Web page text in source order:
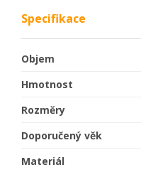
Specifikace
Objem
Hmotnost
Rozměry
Doporučený věk
Materiál